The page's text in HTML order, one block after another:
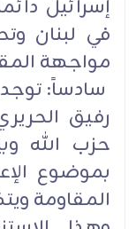
إسرائيل
في لبنان
مواجهة
سادساً:
رفيق
حزب الله
بموضوع
المقاومة